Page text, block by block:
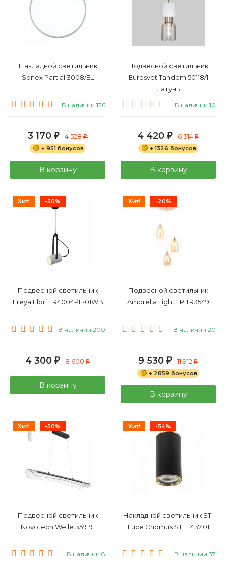
Накладной светильник
Sonex Partial 3008/EL
В наличии 136
3 170 ₽ 4 528₽
+ 951 бонусов
В корзину
Подвесной светильник
Eurosvet Tandem 50118/1
латунь
В наличии 10
4 420 ₽ 6 314₽
+ 1326 бонусов
В корзину
Хит! -50%
Подвесной светильник
Freya Elori FR4004PL-01WB
В наличии 200
4 300 ₽ 8 600₽
В корзину
Хит! -20%
Подвесной светильник
Ambrella Light TR TR3549
В наличии 20
9 530 ₽ 11 912₽
+ 2859 бонусов
В корзину
Хит! -50%
Подвесной светильник
Novotech Welle 359191
В наличии 8
Хит! -54%
Накладной светильник ST-
Luce Chomus ST111.437.01
В наличии 37